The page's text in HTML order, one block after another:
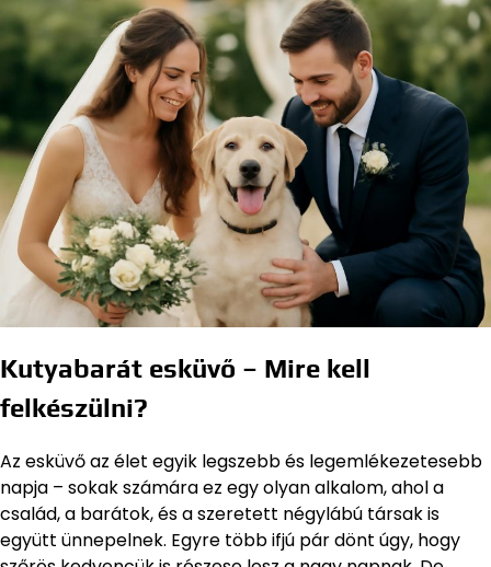
Kutyabarát esküvő – Mire kell
felkészülni?
Az esküvő az élet egyik legszebb és legemlékezetesebb
napja – sokak számára ez egy olyan alkalom, ahol a
család, a barátok, és a szeretett négylábú társak is
együtt ünnepelnek. Egyre több ifjú pár dönt úgy, hogy